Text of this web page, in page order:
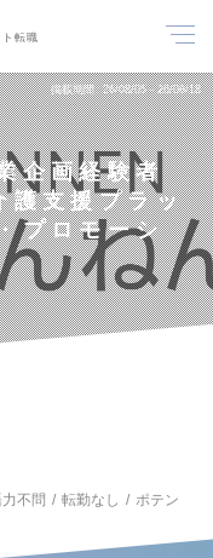
転職
掲載期間 26/08/05～26/08/18
企画経験者
支援プラッ
プロモーシ
不問 転勤なし
ポテン